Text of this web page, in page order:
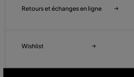
Retours et échanges en ligne
Wishlist